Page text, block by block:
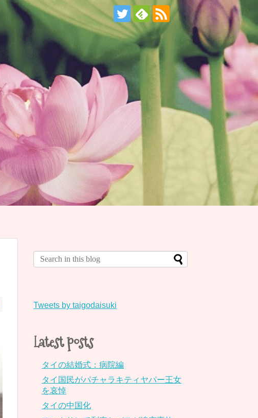
Tweets by taigodaisuki
Latest posts
タイの結婚式：病院編
タイ国民がパチャラキティヤパー王女
を哀悼
タイの中国化